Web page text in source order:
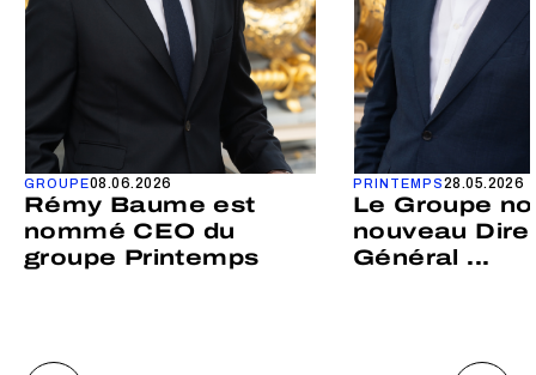
GROUPE08.06.2026
Rémy Baume est
nommé CEO du
groupe Printemps
PRINTEMPS28.05.2026
Le Groupe
nouveau
Général ...